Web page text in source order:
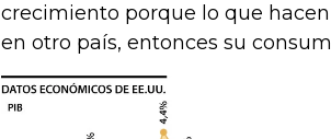
crecimiento porque lo que
en otro país, entonces su